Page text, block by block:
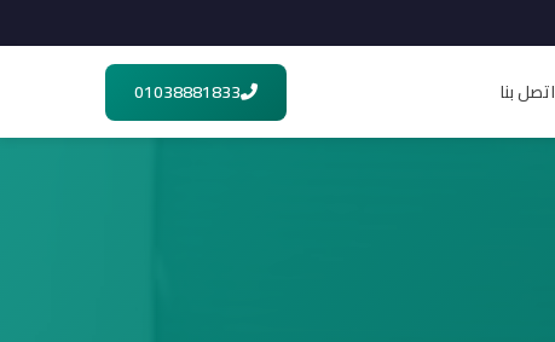
اتصل بنا 01038881833